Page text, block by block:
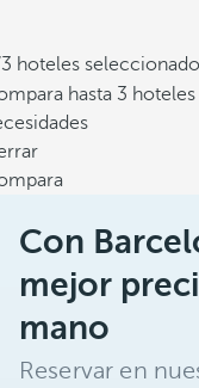
hoteles
hasta 3
Con
mejor
mano
Reservar en